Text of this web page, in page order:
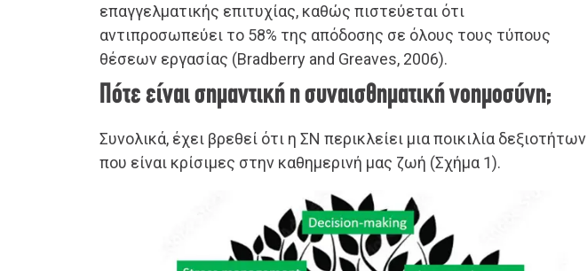
επαγγελματικής επιτυχίας, καθώς πιστεύεται ότι
αντιπροσωπεύει το 58% της απόδοσης σε όλους τους τύπους
θέσεων εργασίας (Bradberry and Greaves, 2006).
Πότε είναι σημαντική η συναισθηματική νοημοσύνη;
Συνολικά, έχει βρεθεί ότι η ΣΝ περικλείει μια ποικιλία δεξιοτήτων
που είναι κρίσιμες στην καθημερινή μας ζωή (Σχήμα 1).